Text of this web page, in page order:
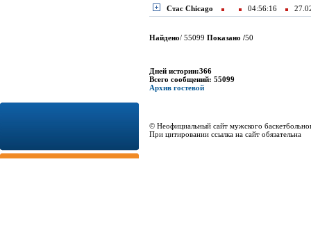
Стас Chicago 04:56:16
Найдено/ 55099 Показано /50
Дней истории:366
Всего сообщений: 55099
Архив гостевой
© Неофициальный сайт мужского
При цитировании ссылка на сайт обязательна